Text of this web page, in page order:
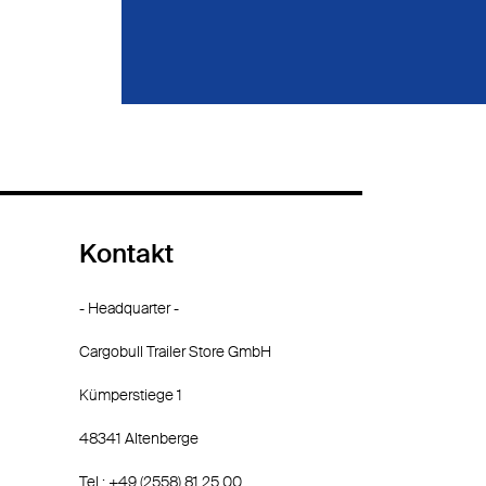
Kontakt
- Headquarter -
Cargobull Trailer Store GmbH
Kümperstiege 1
48341 Altenberge
Tel.: +49 (2558) 81 25 00